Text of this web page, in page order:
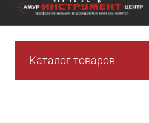
Каталог товаров